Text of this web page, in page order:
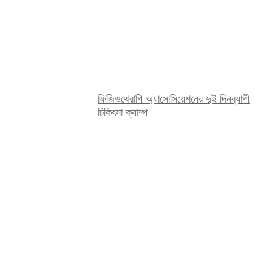
ফিজিওথেরাপি অ্যাসোসিয়েশনের দুই দিনব্যাপী
চিকিৎসা ক্যাম্প